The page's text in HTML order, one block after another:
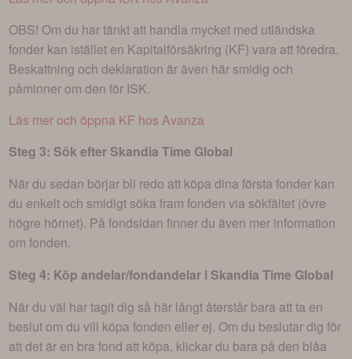
OBS! Om du har tänkt att handla mycket med utländska
fonder kan istället en Kapitalförsäkring (KF) vara att föredra.
Beskattning och deklaration är även här smidig och
påminner om den för ISK.
Läs mer och öppna KF hos Avanza
Steg 3: Sök efter Skandia Time Global
När du sedan börjar bli redo att köpa dina första fonder kan
du enkelt och smidigt söka fram fonden via sökfältet (övre
högre hörnet). På fondsidan finner du även mer information
om fonden.
Steg 4: Köp andelar/fondandelar i Skandia Time Global
När du väl har tagit dig så här långt återstår bara att ta en
beslut om du vill köpa fonden eller ej. Om du beslutar dig för
att det är en bra fond att köpa, klickar du bara på den blåa